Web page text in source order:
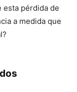
esta pérdida de
a medida que